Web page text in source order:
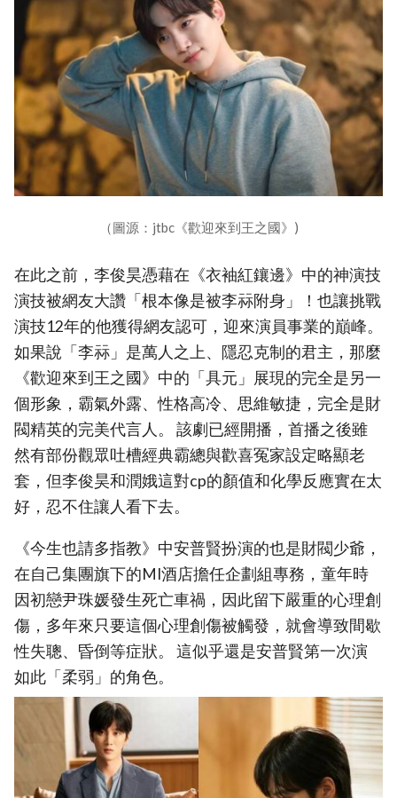
（圖源：jtbc《歡迎來到王之國》)
在此之前，李俊昊憑藉在《衣袖紅鑲邊》中的神演技
演技被網友大讚「根本像是被李祘附身」！也讓挑戰
演技12年的他獲得網友認可，迎來演員事業的巔峰。
如果說「李祘」是萬人之上、隱忍克制的君主，那麼
《歡迎來到王之國》中的「具元」展現的完全是另一
個形象，霸氣外露、性格高冷、思維敏捷，完全是財
閥精英的完美代言人。 該劇已經開播，首播之後雖
然有部份觀眾吐槽經典霸總與歡喜冤家設定略顯老
套，但李俊昊和潤娥這對cp的顏值和化學反應實在太
好，忍不住讓人看下去。
《今生也請多指教》中安普賢扮演的也是財閥少爺，
在自己集團旗下的MI酒店擔任企劃組專務，童年時
因初戀尹珠媛發生死亡車禍，因此留下嚴重的心理創
傷，多年來只要這個心理創傷被觸發，就會導致間歇
性失聰、昏倒等症狀。 這似乎還是安普賢第一次演
如此「柔弱」的角色。